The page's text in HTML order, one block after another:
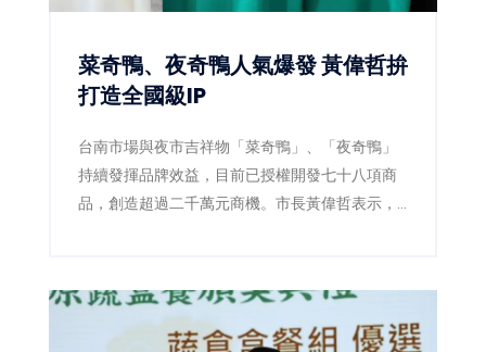
菜奇鴨、夜奇鴨人氣爆發 黃偉哲拚
打造全國級IP
台南市場與夜市吉祥物「菜奇鴨」、「夜奇鴨」
持續發揮品牌效益，目前已授權開發七十八項商
品，創造超過二千萬元商機。市長黃偉哲表示，